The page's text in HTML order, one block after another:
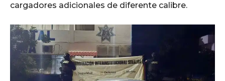
cargadores adicionales de diferente calibre.